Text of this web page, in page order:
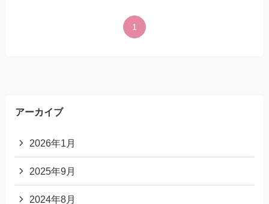
1
アーカイブ
2026年1月
2025年9月
2024年8月